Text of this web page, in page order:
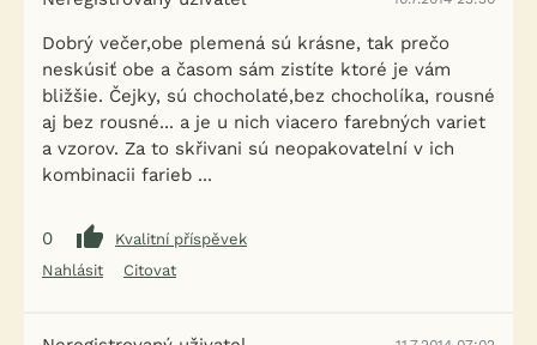
Dobrý večer,obe plemená sú krásne, tak prečo
neskúsiť obe a časom sám zistíte ktoré je vám
bližšie. Čejky, sú chocholaté,bez chocholíka, rousné
aj bez rousné... a je u nich viacero farebných variet
a vzorov. Za to skřivani sú neopakovatelní v ich
kombinacii farieb ...
0
Kvalitní příspěvek
Nahlásit
Citovat